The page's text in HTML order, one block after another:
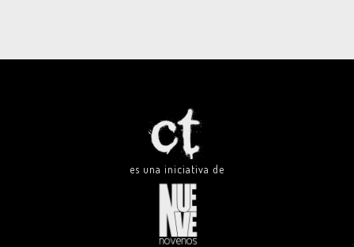
es una iniciativa de